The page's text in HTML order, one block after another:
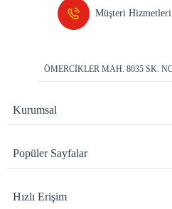
Müşteri
ÖMERCİKLER MAH. 8035 SK.
Kurumsal
Popüler Sayfalar
Hızlı Erişim